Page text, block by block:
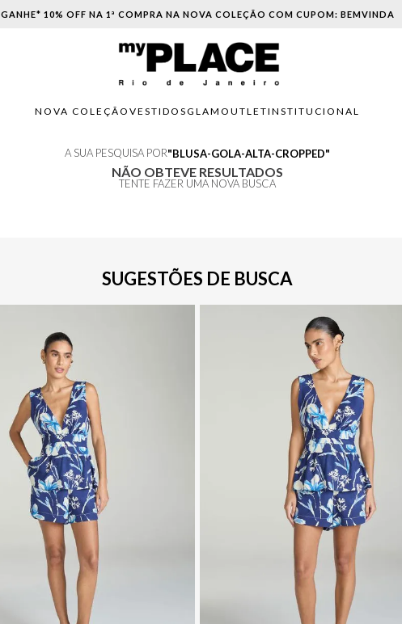
GANHE* 10% OFF NA 1ª COMPRA NA NOVA COLEÇÃO COM CUPOM: BEMVINDA
NOVA COLEÇÃO VESTIDOSGLAM OUTLETINSTITUCIONAL
A SUA PESQUISA POR BLUSA-GOLA-ALTA-CROPPED
NÃO OBTEVE RESULTADOS
TENTE FAZER UMA NOVA BUSCA
SUGESTÕES DE BUSCA